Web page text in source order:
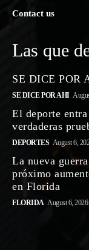
Contact us
Las que
SE DICE POR
SE DICE POR AHI
El deporte
verdaderas
DEPORTES August 6,
La nueva
próximo
en Florida
FLORIDA August 6, 2026